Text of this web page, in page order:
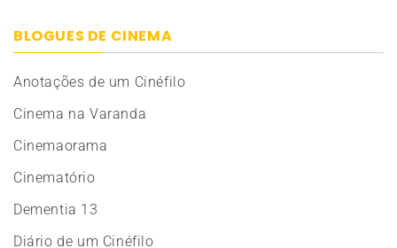
BLOGUES DE CINEMA
Anotações de um Cinéfilo
Cinema na Varanda
Cinemaorama
Cinematório
Dementia 13
Diário de um Cinéfilo